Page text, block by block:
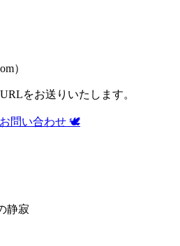
）
をお送りいたします。
問い合わせ 🕊️
静寂